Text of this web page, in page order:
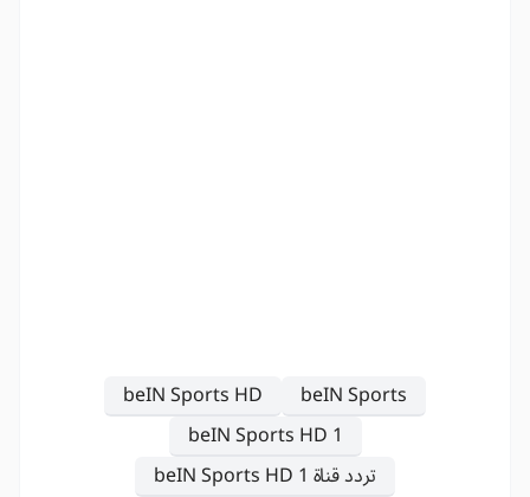
beIN Sports
beIN Sports HD
beIN Sports HD 1
تردد قناة beIN Sports HD 1